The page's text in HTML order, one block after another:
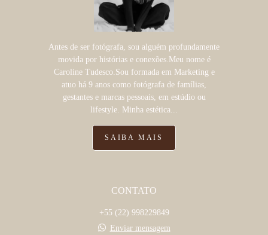
Antes de ser fotógrafa, sou alguém profundamente
movida por histórias e conexões.Meu nome é
Caroline Tudesco.Sou formada em Marketing e
atuo há 9 anos como fotógrafa de famílias,
gestantes e marcas pessoais, em estúdio ou
lifestyle. Minha estética...
SAIBA MAIS
CONTATO
+55 (22) 998229849
Enviar mensagem